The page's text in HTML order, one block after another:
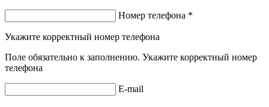
Номер телефона *
Укажите корректный номер телефона
Поле обязательно к заполнению. Укажите корректный номер
телефона
E-mail